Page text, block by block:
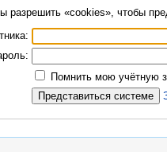
разрешить «cookies», чтобы
Помнить мою учётную